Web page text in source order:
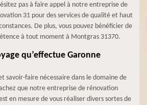
pas à faire appel à notre entreprise de
31 pour des services de qualité et haut
De plus, vous pouvez bénéficier de
à tout moment à Montgras 31370.
qu’effectue Garonne
savoir-faire nécessaire dans le domaine de
que notre entreprise de rénovation
en mesure de vous réaliser divers sortes de